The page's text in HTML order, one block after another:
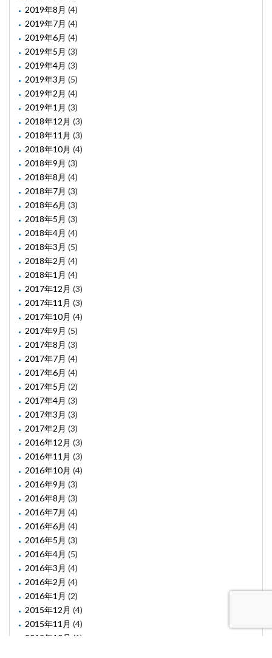
2019年8月 (4)
2019年7月 (4)
2019年6月 (4)
2019年5月 (3)
2019年4月 (3)
2019年3月 (5)
2019年2月 (4)
2019年1月 (3)
2018年12月 (3)
2018年11月 (3)
2018年10月 (4)
2018年9月 (3)
2018年8月 (4)
2018年7月 (3)
2018年6月 (3)
2018年5月 (3)
2018年4月 (4)
2018年3月 (5)
2018年2月 (4)
2018年1月 (4)
2017年12月 (3)
2017年11月 (3)
2017年10月 (4)
2017年9月 (5)
2017年8月 (3)
2017年7月 (4)
2017年6月 (4)
2017年5月 (2)
2017年4月 (3)
2017年3月 (3)
2017年2月 (3)
2016年12月 (3)
2016年11月 (3)
2016年10月 (4)
2016年9月 (3)
2016年8月 (3)
2016年7月 (4)
2016年6月 (4)
2016年5月 (3)
2016年4月 (5)
2016年3月 (4)
2016年2月 (4)
2016年1月 (2)
2015年12月 (4)
2015年11月 (4)
2015年10月 (1)